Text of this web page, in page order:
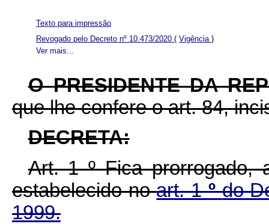
Ver mais...
Texto para impressão
Revogado pelo Decreto nº 10.473/2020 ( Vigência )
OPRESIDENTE DA
que lhe confere o art. 84,
DECRETA:
Art. 1ºFica prorrogado,
estabelecido noart. 1ºdo
1999.